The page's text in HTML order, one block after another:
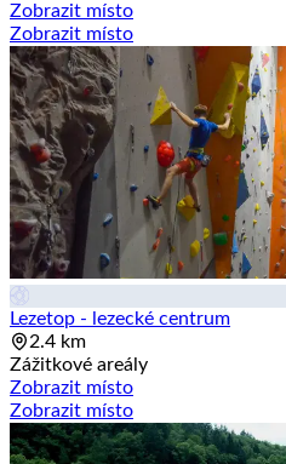
Zobrazit místo
Zobrazit místo
Lezetop - lezecké centrum
2.4 km
Zážitkové areály
Zobrazit místo
Zobrazit místo